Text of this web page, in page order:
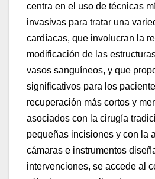
centra en el uso de técnicas
invasivas para tratar una
cardíacas, que involucran la
modificación de las
vasos sanguíneos, y que
significativos para los
recuperación más cortos y
asociados con la cirugía
pequeñas incisiones y con la
cámaras e instrumentos
intervenciones, se accede al